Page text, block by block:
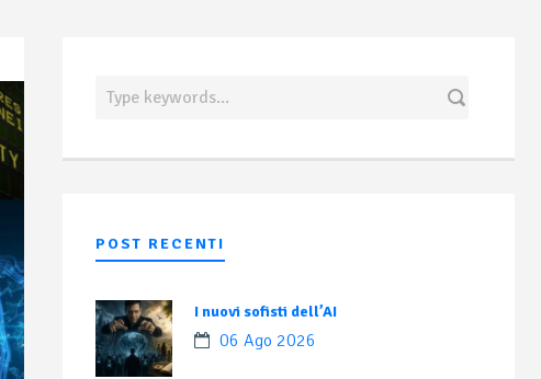
POST RECENTI
I nuovi sofisti dell’AI
06 Ago 2026